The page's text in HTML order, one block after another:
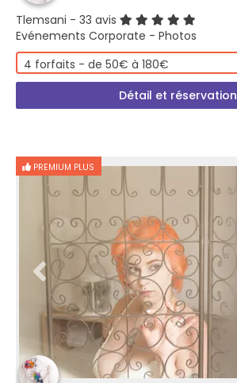
Tlemsani - 33 avis
Evénements Corporate - Photos
4 forfaits - de 50€ à 180€
Détail et réservation
PREMIUM PLUS